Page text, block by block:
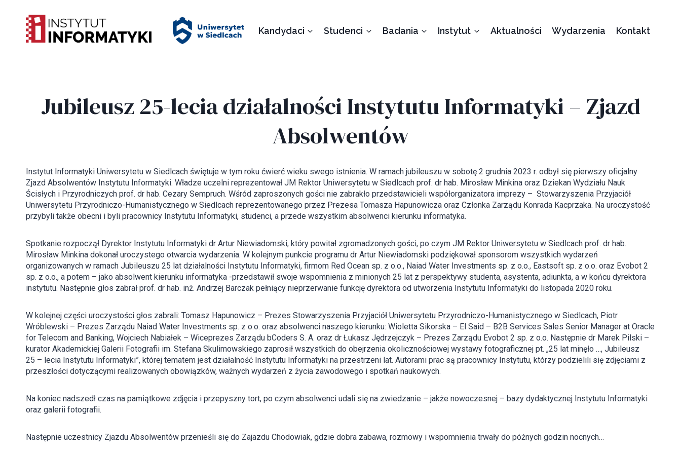
Kandydaci Studenci Badania Instytut Aktualności Wydarzenia Kontakt
Jubileusz 25-lecia działalności Instytutu Informatyki – Zjazd
Absolwentów
Instytut Informatyki Uniwersytetu w Siedlcach świętuje w tym roku ćwierć wieku swego istnienia. W ramach jubileuszu w sobotę 2 grudnia 2023 r. odbył się pierwszy oficjalny
Zjazd Absolwentów Instytutu Informatyki. Władze uczelni reprezentował JM Rektor Uniwersytetu w Siedlcach prof. dr hab. Mirosław Minkina oraz Dziekan Wydziału Nauk
Ścisłych i Przyrodniczych prof. dr hab. Cezary Sempruch. Wśród zaproszonych gości nie zabrakło przedstawicieli współorganizatora imprezy – Stowarzyszenia Przyjaciół
Uniwersytetu Przyrodniczo-Humanistycznego w Siedlcach reprezentowanego przez Prezesa Tomasza Hapunowicza oraz Członka Zarządu Konrada Kacprzaka. Na uroczystość
przybyli także obecni i byli pracownicy Instytutu Informatyki, studenci, a przede wszystkim absolwenci kierunku informatyka.
Spotkanie rozpoczął Dyrektor Instytutu Informatyki dr Artur Niewiadomski, który powitał zgromadzonych gości, po czym JM Rektor Uniwersytetu w Siedlcach prof. dr hab.
Mirosław Minkina dokonał uroczystego otwarcia wydarzenia. W kolejnym punkcie programu dr Artur Niewiadomski podziękował sponsorom wszystkich wydarzeń
organizowanych w ramach Jubileuszu 25 lat działalności Instytutu Informatyki, firmom Red Ocean sp. z o.o., Naiad Water Investments sp. z o.o., Eastsoft sp. z o.o. oraz Evobot 2
sp. z o.o., a potem – jako absolwent kierunku informatyka -przedstawił swoje wspomnienia z minionych 25 lat z perspektywy studenta, asystenta, adiunkta, a w końcu dyrektora
instytutu. Następnie głos zabrał prof. dr hab. inż. Andrzej Barczak pełniący nieprzerwanie funkcję dyrektora od utworzenia Instytutu Informatyki do listopada 2020 roku.
W kolejnej części uroczystości głos zabrali: Tomasz Hapunowicz – Prezes Stowarzyszenia Przyjaciół Uniwersytetu Przyrodniczo-Humanistycznego w Siedlcach, Piotr
Wróblewski – Prezes Zarządu Naiad Water Investments sp. z o.o. oraz absolwenci naszego kierunku: Wioletta Sikorska – El Said – B2B Services Sales Senior Manager at Oracle
for Telecom and Banking, Wojciech Nabiałek – Wiceprezes Zarządu bCoders S. A. oraz dr Łukasz Jędrzejczyk – Prezes Zarządu Evobot 2 sp. z o.o. Następnie dr Marek Pilski –
kurator Akademickiej Galerii Fotografii im. Stefana Skulimowskiego zaprosił wszystkich do obejrzenia okolicznościowej wystawy fotograficznej pt. „25 lat minęło …, Jubileusz
25 – lecia Instytutu Informatyki”, której tematem jest działalność Instytutu Informatyki na przestrzeni lat. Autorami prac są pracownicy Instytutu, którzy podzielili się zdjęciami z
przeszłości dotyczącymi realizowanych obowiązków, ważnych wydarzeń z życia zawodowego i spotkań naukowych.
Na koniec nadszedł czas na pamiątkowe zdjęcia i przepyszny tort, po czym absolwenci udali się na zwiedzanie – jakże nowoczesnej – bazy dydaktycznej Instytutu Informatyki
oraz galerii fotografii.
Następnie uczestnicy Zjazdu Absolwentów przenieśli się do Zajazdu Chodowiak, gdzie dobra zabawa, rozmowy i wspomnienia trwały do późnych godzin nocnych…